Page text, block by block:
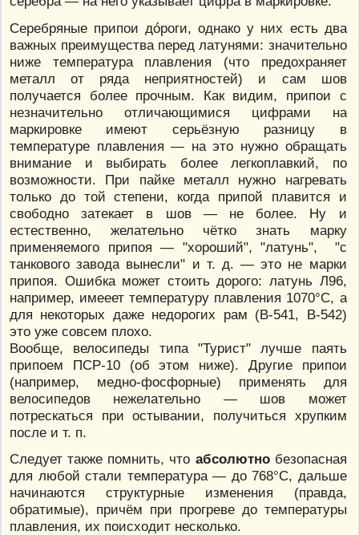
Серебряные припои дóроги, однако у них есть два
важных преимущества перед латунями: значительно
ниже температура плавления (что предохраняет
металл от ряда неприятностей) и сам шов
получается более прочным. Как видим, припои с
незначительно отличающимися цифрами на
маркировке имеют серьёзную разницу в
температуре плавления — на это нужно обращать
внимание и выбирать более легкоплавкий, по
возможности. При пайке металл нужно нагревать
только до той степени, когда припой плавится и
свободно затекает в шов — не более. Ну и
естественно, желательно чётко знать марку
применяемого припоя — "хороший", "латунь", "с
танкового завода вынесли" и т. д. — это не марки
припоя. Ошибка может стоить дорого: латунь Л96,
например, имееет температуру плавления 1070°С, а
для некоторых даже недорогих рам (В-541, В-542)
это уже совсем плохо.
Вообще, велосипеды типа "Турист" лучше паять
припоем ПСР-10 (об этом ниже). Другие припои
(например, медно-фосфорные) применять для
велосипедов нежелательно — шов может
потрескаться при остывании, получиться хрупким
после и т. п.
Следует также помнить, что абсолютнобезопасная
для любой стали температура — до 768°С, дальше
начинаются структурные изменения (правда,
обратимые), причём при прогреве до температуры
плавления, их поисходит несколько.